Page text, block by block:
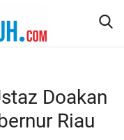
Doakan
Riau